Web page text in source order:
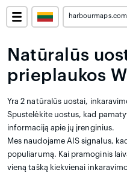
harbourmaps.com
Natūralūs
prieplaukos
Yra 2 natūralūs uostai,
Spustelėkite uostus, kad
informaciją apie jų įrenginius.
Mes naudojame AIS signalus,
populiarumą. Kai pramoginis
vieną tašką kiekvienai